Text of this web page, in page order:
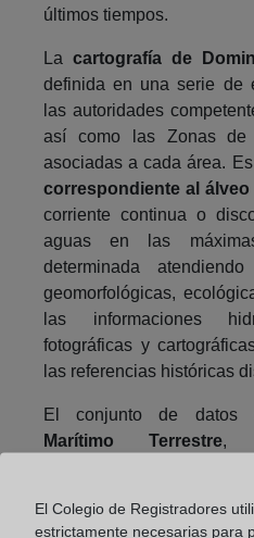
últimos tiempos.
La cartografía de
definida en una serie de
las autoridades
así como las Zonas de
asociadas a cada área.
correspondiente al álveo
corriente continua o
aguas en las
determinada
geomorfológicas,
las informaciones
fotográficas y
las referencias históricas
El conjunto de datos
Marítimo Terrestre,
protección y uso
El Colegio de Registradores
estrictamente necesarias para